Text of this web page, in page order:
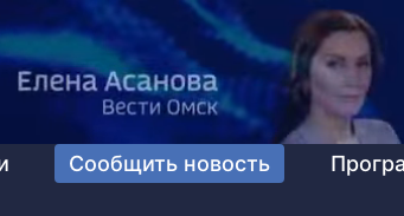
Сообщить новость